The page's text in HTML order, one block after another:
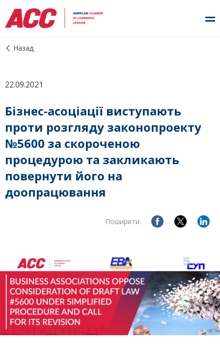
Назад
22.09.2021
Бізнес-асоціації виступають
проти розгляду законопроекту
№5600 за скороченою
процедурою та закликають
повернути його на
доопрацювання
Поширити: